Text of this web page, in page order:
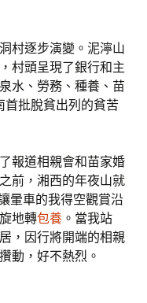
村逐步演變。泥濘山
村頭呈現了銀行和主
水、勞務、種養、苗
首批脫貧出列的貧苦
報道相親會和苗家婚
前，湘西的年夜山就
暈車的我得空觀賞沿
地轉包養 。當我站
，因行將開端的相親
動，好不熱烈。